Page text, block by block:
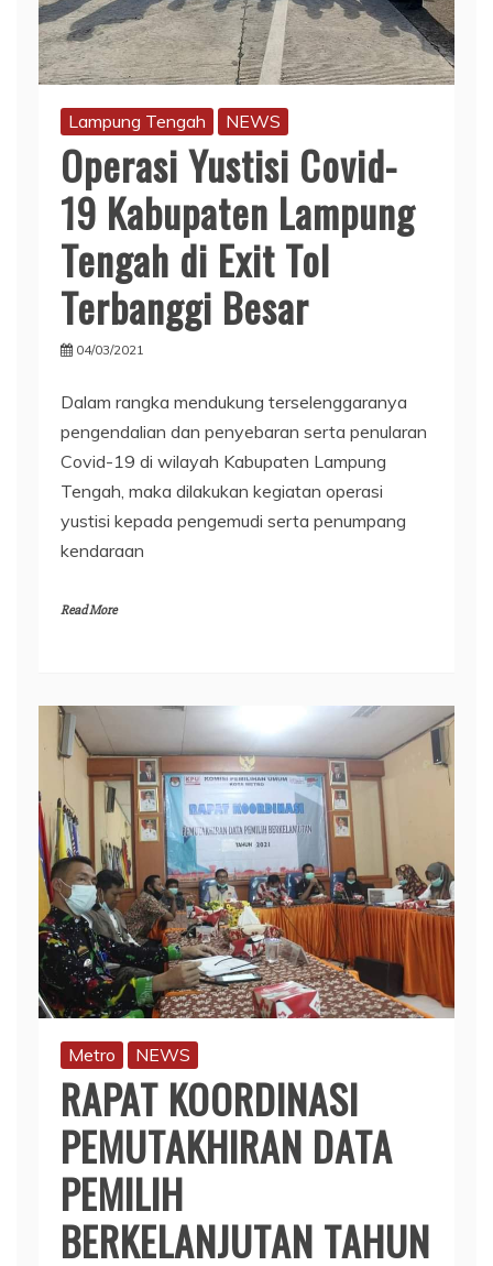
Lampung Tengah NEWS
Operasi Yustisi Covid-
19 Kabupaten Lampung
Tengah di Exit Tol
Terbanggi Besar
04/03/2021
Dalam rangka mendukung terselenggaranya
pengendalian dan penyebaran serta penularan
Covid-19 di wilayah Kabupaten Lampung
Tengah, maka dilakukan kegiatan operasi
yustisi kepada pengemudi serta penumpang
kendaraan
Read More
Metro NEWS
RAPAT KOORDINASI
PEMUTAKHIRAN DATA
PEMILIH
BERKELANJUTAN TAHUN